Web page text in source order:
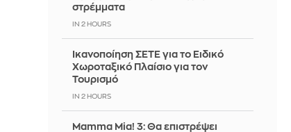
στρέμματα
IN 2 HOURS
Ικανοποίηση ΣΕΤΕ για το Ειδικό
Χωροταξικό Πλαίσιο για τον
Τουρισμό
IN 2 HOURS
Mamma Mia! 3: Θα επιστρέψει